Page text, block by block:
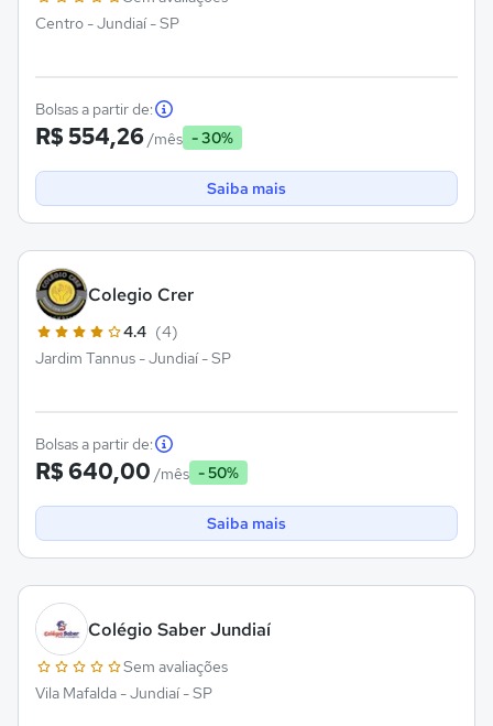
Centro - Jundiaí - SP
Bolsas a partir de:
R$ 554,26/mês - 30%
Saiba mais
Colegio Crer
4.4 (4)
Jardim Tannus - Jundiaí - SP
Bolsas a partir de:
R$ 640,00 /mês - 50%
Saiba mais
Colégio Saber Jundiaí
Sem avaliações
Vila Mafalda - Jundiaí - SP